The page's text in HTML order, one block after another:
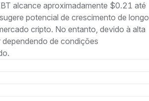
alcance aproximadamente $0.21 até
potencial de crescimento de longo
cripto. No entanto, devido à alta
de condições